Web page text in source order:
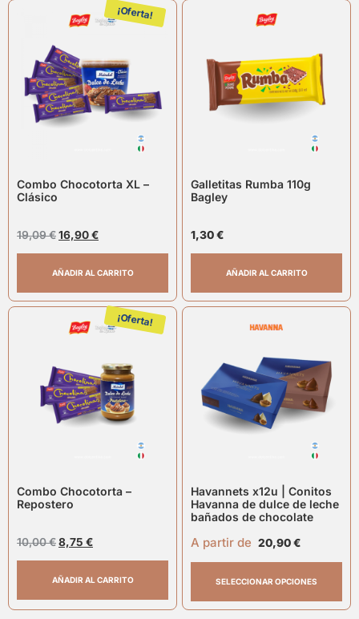
¡Oferta!
Combo Chocotorta XL –
Clásico
19,09€16,90€
AÑADIR AL CARRITO
Galletitas Rumba 110g
Bagley
1,30€
AÑADIR AL CARRITO
¡Oferta!
Combo Chocotorta –
Repostero
10,00€8,75 €
AÑADIR AL CARRITO
Havannets x12u | Conitos
Havanna de dulce de leche
bañados de chocolate
A partir de 20,90€
SELECCIONAR OPCIONES